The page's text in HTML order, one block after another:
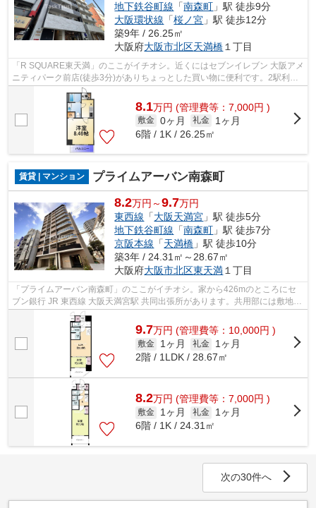
地下鉄谷町線 「南森町 」駅 徒歩9分
大阪環状線 「桜ノ宮 」駅 徒歩12分
築9年 / 26.25㎡
大阪府大阪市北区天満橋 １丁目
「R SQUARE東天満」のここがイチオシ。近くにはセブンイレブン 大阪アメ
ニティパーク前店(徒歩3分)がありちょっとした買い物に便利です。2駅利用
可能のマンションです。朝に慌てること...
8.1万円 (管理費等：7,000円 )
敷金 0ヶ月 礼金
1ヶ月
6階 / 1K / 26.25㎡
賃貸 | マンション プライムアーバン南森町
8.2万円～9.7万円
東西線 「大阪天満宮 」駅 徒歩5分
地下鉄谷町線 「南森町 」駅 徒歩7分
京阪本線 「天満橋 」駅 徒歩10分
築3年 / 24.31㎡～28.67㎡
大阪府大阪市北区東天満 １丁目
「プライムアーバン南森町」のここがイチオシ。家から426mのところにセ
ブン銀行 JR 東西線 大阪天満宮駅 共同出張所があります。共用部には敷地内
ごみ置き場・エレベータなど様々な設...
9.7万円 (管理費等：10,000円 )
敷金 1ヶ月 礼金
1ヶ月
2階 / 1LDK / 28.67㎡
8.2万円 (管理費等：7,000円 )
敷金 1ヶ月 礼金
1ヶ月
6階 / 1K / 24.31㎡
次の30件へ